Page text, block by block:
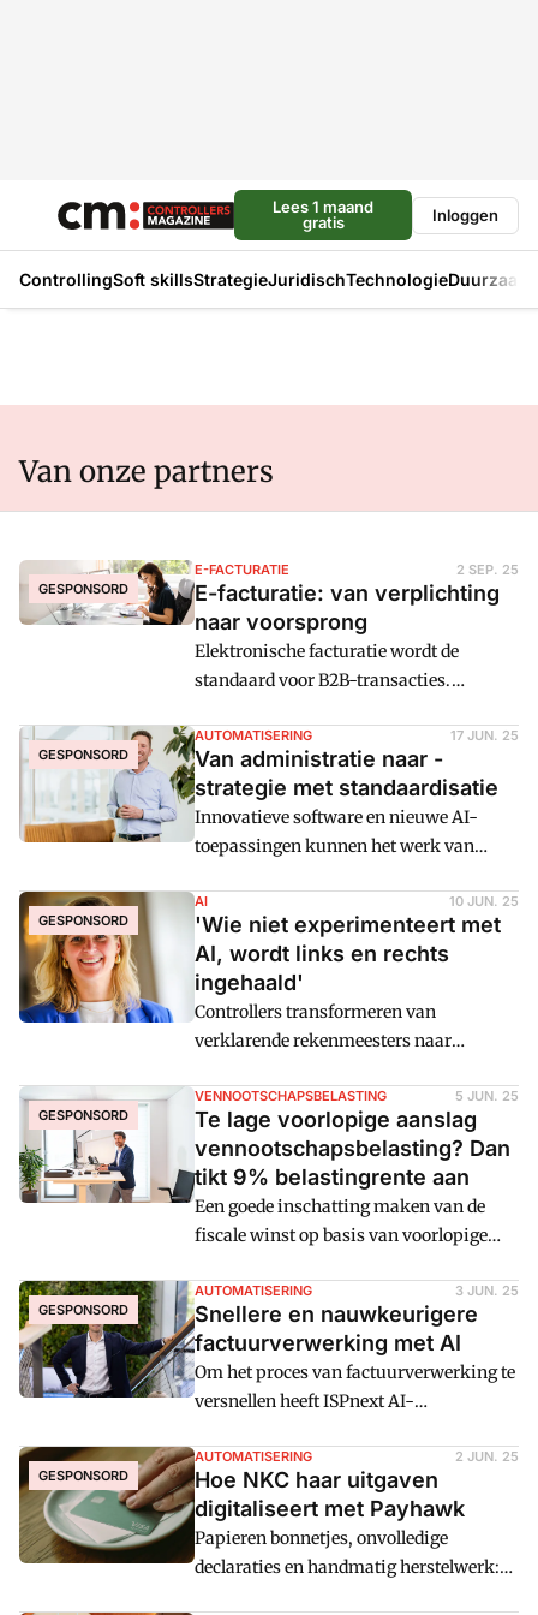
Lees 1 maand
gratis
Inloggen
ControllingSoft skillsStrategieJuridischTechnologie
Van onze partners
GESPONSORD
E-FACTURATIE 2 SEP. 25
E-facturatie: van verplichting
naar voorsprong
Elektronische facturatie wordt de
standaard voor B2B-transacties.
maakt het rond 2030 tot een
internationale verplichting. Maar er zijn
veel meer en vooral ook krachtiger
argumenten om eerder over te stappen
op e-invoicing.
GESPONSORD
AUTOMATISERING 17 JUN. 25
Van administratie naar ­
strategie met standaardisatie
Innovatieve software en nieuwe AI-
toepassingen kunnen het werk van
en kwalitatief beter maken. Daaraan
vooraf gaat echter standaardisatie van
processen en daarmee samenhangende
data. Kuno Klumpers geeft tips voor de
reis van administratie naar strategie.
GESPONSORD
AI 10 JUN. 25
'Wie niet experimenteert met
AI, wordt links en rechts
ingehaald'
Controllers transformeren van
verklarende rekenmeesters naar
Digitalisering en AI spelen daarin een
belangrijke rol — mits organisaties
durven te experimenteren. Floor Stam-
Lammers van Visma Net/Peple ziet een
duidelijke kentering in de financiële
wereld.
GESPONSORD
VENNOOTSCHAPSBELASTING 5 JUN. 25
Te lage voorlopige aanslag
vennootschapsbelasting? Dan
tikt 9% belastingrente aan
Een goede inschatting maken van de
fiscale winst op basis van voorlopige
eenvoudig, maar wel belangrijk. Blijkt
de inschatting namelijk te laag? Dan
betaalt het bedrijf 9% rente over het
verschil. "Fiscale scherpte is geen
overbodige luxe", zegt Ognjen Soldat, tax
GESPONSORD
AUTOMATISERING 3 JUN. 25
Snellere en nauwkeurigere
factuurverwerking ­met AI
Om het proces van factuurverwerking te
versnellen heeft ISPnext AI-
BSM-platform. De
softwareontwikkelaar is zelf verrast
door de testresultaten. "Het brengt meer
dan we hadden durven dromen, zowel in
efficiency als in
GESPONSORD
AUTOMATISERING 2 JUN. 25
Hoe NKC haar uitgaven
digitaliseert met Payhawk
Papieren bonnetjes, onvolledige
declaraties en handmatig herstelwerk: